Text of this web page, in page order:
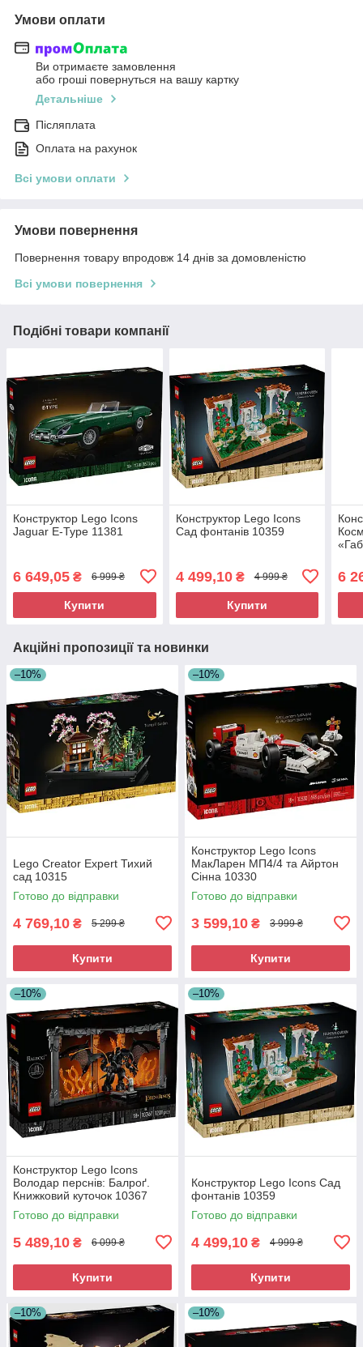
Умови оплати
Ви отримаєте замовлення
або гроші повернуться на вашу картку
Детальніше
Післяплата
Оплата на рахунок
Всі умови оплати
Умови повернення
Повернення товару впродовж 14 днів за домовленістю
Всі умови повернення
Подібні товари компанії
Конструктор Lego Icons
Jaguar E-Type 11381
6 649,05 ₴ 6 999 ₴
Купити
Конструктор Lego Icons
Сад фонтанів 10359
4 499,10₴ 4 999 ₴
Купити
6
Акційні пропозиції та новинки
–10%
Lego Creator Expert Тихий
сад 10315
Готово до відправки
4 769,10 ₴ 5 299 ₴
Купити
–10%
Конструктор Lego Icons
МакЛарен МП4/4 та Айртон
Сінна 10330
Готово до відправки
3 599,10 ₴ 3 999 ₴
Купити
–10%
Конструктор Lego Icons
Володар перснів: Балроґ.
Книжковий куточок 10367
Готово до відправки
5 489,10 ₴ 6 099 ₴
Купити
–10%
Конструктор Lego Icons Сад
фонтанів 10359
Готово до відправки
4 499,10 ₴ 4 999 ₴
Купити
–10% –10%